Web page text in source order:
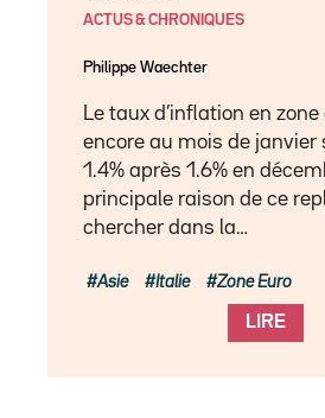
ACTUS & CHRONIQUES
Philippe Waechter
Le taux d’inflation en
encore au mois de janvier
1.4% après 1.6% en
principale raison de ce
chercher dans la…
LIRE
Asie Italie Zone Euro